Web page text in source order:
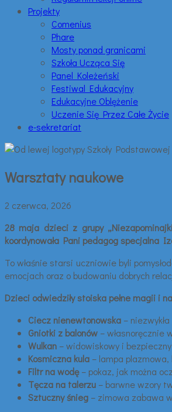
Projekty
Comenius
Phare
Mosty ponad granicami
Szkoła Ucząca Się
Panel Koleżeński
Festiwal Edukacyjny
Edukacyjne Oblężenie
Uczenie Się Przez Całe Życie
e-sekretariat
Warsztaty naukowe
2 czerwca, 2026
28 maja dzieci z grupy
koordynowała Pani pedagog specjalna
To właśnie starsi uczniowie byli
emocjach oraz o budowaniu dobrych
Dzieci odwiedziły stoiska pełne magii i
Ciecz nienewtonowska –
Gniotki z balonów – własnoręcznie
Wulkan – widowiskowy i
Kosmiczna kula – lampa
Filtr na wodę– pokaz, jak można
Tęcza na talerzu – barwne wzory
Sztuczny śnieg – zimowa zabawa